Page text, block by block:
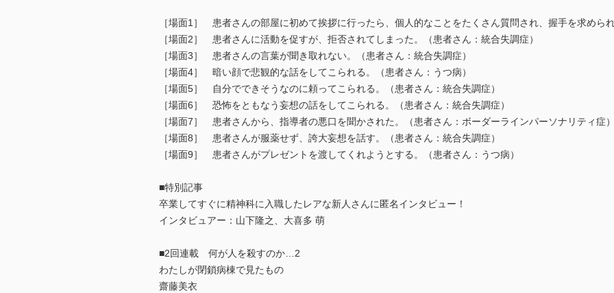
［場面1］ 患者さんの部屋に初めて挨拶に行ったら、個人的なことをたくさん質問され、握手を求めら
［場面2］ 患者さんに活動を促すが、拒否されてしまった。（患者さん：統合失調症）
［場面3］ 患者さんの言葉が聞き取れない。（患者さん：統合失調症）
［場面4］ 暗い顔で悲観的な話をしてこられる。（患者さん：うつ病）
［場面5］ 自分でできそうなのに頼ってこられる。（患者さん：統合失調症）
［場面6］ 恐怖をともなう妄想の話をしてこられる。（患者さん：統合失調症）
［場面7］ 患者さんから、指導者の悪口を聞かされた。（患者さん：ボーダーラインパーソナリティ症
［場面8］ 患者さんが服薬せず、誇大妄想を話す。（患者さん：統合失調症）
［場面9］ 患者さんがプレゼントを渡してくれようとする。（患者さん：うつ病）
■特別記事
卒業してすぐに精神科に入職したレアな新人さんに匿名インタビュー！
インタビュアー：山下隆之、大喜多 萌
■2回連載 何が人を殺すのか…2
わたしが閉鎖病棟で見たもの
齋藤美衣